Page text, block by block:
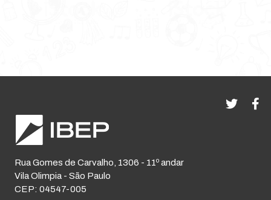
Rua Gomes de Carvalho, 1306 - 11º andar
Vila Olimpia - São Paulo
CEP: 04547-005